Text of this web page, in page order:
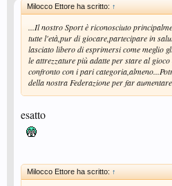
Milocco Ettore ha scritto: ↑
...Il nostro Sport è riconosciuto
tutte l'età,pur di giocare,partecipare in
lasciato libero di esprimersi come meglio
le attrezzature più adatte per stare al
confronto con i pari
della nostra Federazione per far
esatto
Milocco Ettore ha scritto: ↑